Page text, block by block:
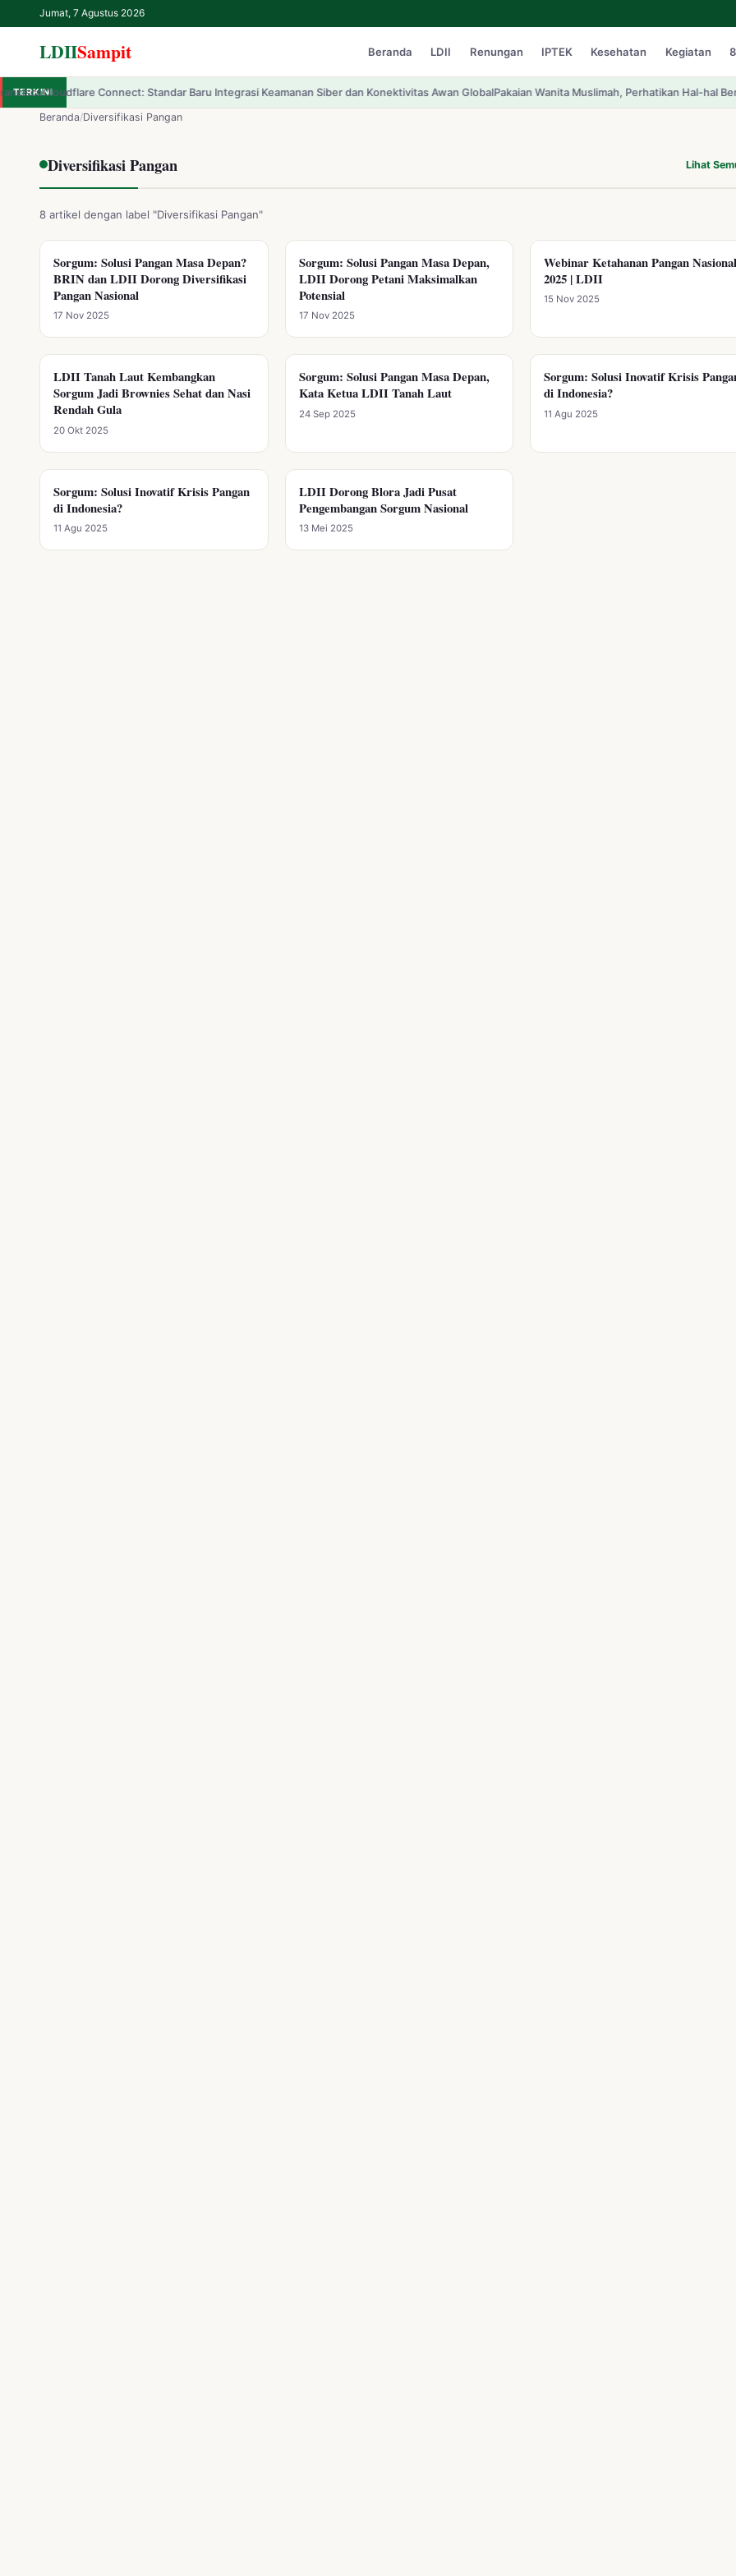
Jumat, 7 Agustus 2026
LDIISampit Beranda LDII Renungan IPTEK Kesehatan Kegiatan
LDIISampit
Beranda
Renungan
IPTEK
Pengumuman
TERKINI
Connect: Standar Baru Integrasi Keamanan Siber dan Konektivitas Awan GlobalPakaian Wanita Muslimah, Perhatikan Hal-hal Berikut iniKPU
Beranda/Diversifikasi Pangan
Diversifikasi Pangan Lihat
8 artikel dengan label "Diversifikasi Pangan"
DIVERSIFIKASI PANGAN
Sorgum: Solusi Pangan Masa Depan?
BRIN dan LDII Dorong Diversifikasi
Pangan Nasional
17 Nov 2025
DIVERSIFIKASI PANGAN
Sorgum: Solusi Pangan Masa Depan,
LDII Dorong Petani Maksimalkan
Potensial
17 Nov 2025
DIVERSIFIKASI PANGAN
Webinar Ketahanan Pangan
2025 | LDII
15 Nov 2025
DIVERSIFIKASI PANGAN
LDII Tanah Laut Kembangkan
Sorgum Jadi Brownies Sehat dan Nasi
Rendah Gula
20 Okt 2025
DIVERSIFIKASI PANGAN
Sorgum: Solusi Pangan Masa Depan,
Kata Ketua LDII Tanah Laut
24 Sep 2025
DIVERSIFIKASI PANGAN
Sorgum: Solusi Inovatif Krisis
di Indonesia?
11 Agu 2025
DIVERSIFIKASI PANGAN
Sorgum: Solusi Inovatif Krisis Pangan
di Indonesia?
11 Agu 2025
DIVERSIFIKASI PANGAN
LDII Dorong Blora Jadi Pusat
Pengembangan Sorgum Nasional
13 Mei 2025